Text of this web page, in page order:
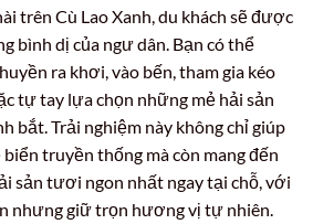
trên Cù Lao Xanh, du khách sẽ được
bình dị của ngư dân. Bạn có thể
ra khơi, vào bến, tham gia kéo
tự tay lựa chọn những mẻ hải sản
bắt. Trải nghiệm này không chỉ giúp
truyền thống mà còn mang đến
sản tươi ngon nhất ngay tại chỗ, với
nhưng giữ trọn hương vị tự nhiên.